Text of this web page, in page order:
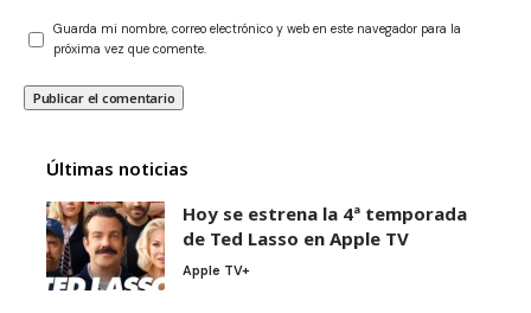
Guarda mi nombre, correo electrónico y web en este navegador para la
próxima vez que comente.
Últimas noticias
Hoy se estrena la 4ª temporada
de Ted Lasso en Apple TV
Apple TV+